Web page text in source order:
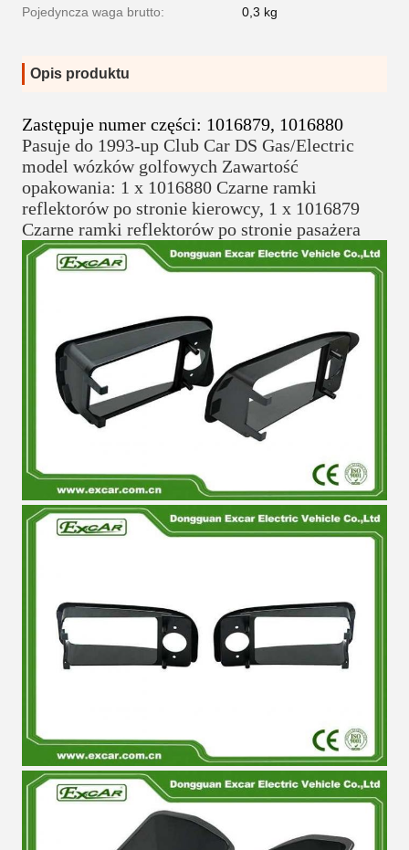
Pojedyncza waga brutto: 0,3 kg
Opis produktu
Zastępuje numer części: 1016879, 1016880
Pasuje do 1993-up Club Car DS Gas/Electric
model wózków golfowych Zawartość
opakowania: 1 x 1016880 Czarne ramki
reflektorów po stronie kierowcy, 1 x 1016879
Czarne ramki reflektorów po stronie pasażera